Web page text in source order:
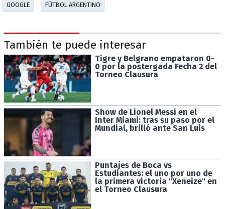
GOOGLE FÚTBOL ARGENTINO
También te puede interesar
Tigre y Belgrano empataron 0-
0 por la postergada Fecha 2 del
Torneo Clausura
Show de Lionel Messi en el
Inter Miami: tras su paso por el
Mundial, brilló ante San Luis
Puntajes de Boca vs
Estudiantes: el uno por uno de
la primera victoria "Xeneize" en
el Torneo Clausura